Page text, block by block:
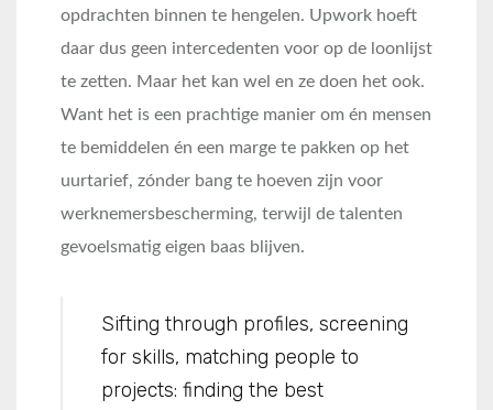
opdrachten binnen te hengelen. Upwork hoeft
daar dus geen intercedenten voor op de loonlijst
te zetten. Maar het kan wel en ze doen het ook.
Want het is een prachtige manier om én mensen
te bemiddelen én een marge te pakken op het
uurtarief, zónder bang te hoeven zijn voor
werknemersbescherming, terwijl de talenten
gevoelsmatig eigen baas blijven.
Sifting through profiles, screening
for skills, matching people to
projects: finding the best